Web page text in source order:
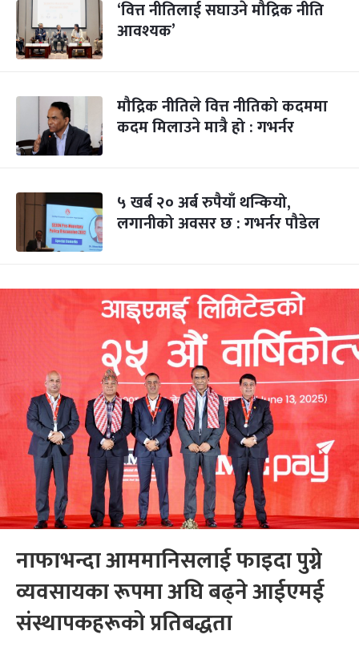
‘वित्त नीतिलाई सघाउने मौद्रिक नीति
आवश्यक’
मौद्रिक नीतिले वित्त नीतिको कदममा
कदम मिलाउने मात्रै हो : गभर्नर
५ खर्ब २० अर्ब रुपैयाँ थन्कियो,
लगानीको अवसर छ : गभर्नर पौडेल
नाफाभन्दा आममानिसलाई फाइदा पुग्ने
व्यवसायका रूपमा अघि बढ्ने आईएमई
संस्थापकहरूको प्रतिबद्धता